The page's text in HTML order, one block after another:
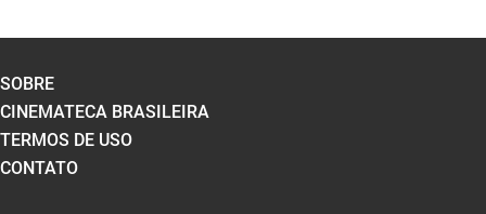
SOBRE
CINEMATECA BRASILEIRA
TERMOS DE USO
CONTATO